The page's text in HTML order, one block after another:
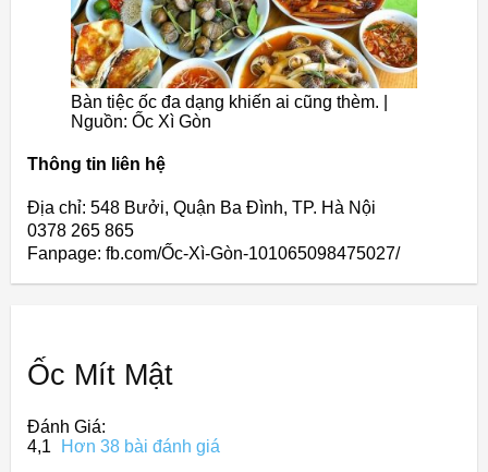
Bàn tiệc ốc đa dạng khiến ai cũng thèm. |
Nguồn: Ốc Xì Gòn
Thông tin liên hệ
Địa chỉ: 548 Bưởi, Quận Ba Đình, TP. Hà Nội
0378 265 865
Fanpage: fb.com/Ốc-Xì-Gòn-101065098475027/
Ốc Mít Mật
Đánh Giá:
4,1
Hơn 38 bài đánh giá